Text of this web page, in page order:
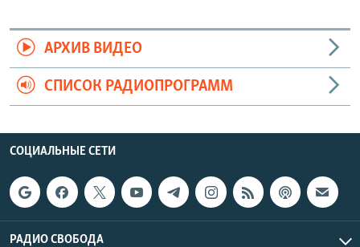
АРХИВ ВИДЕО
СПИСОК РАДИОПРОГРАММ
СОЦИАЛЬНЫЕ СЕТИ
РАДИО СВОБОДА